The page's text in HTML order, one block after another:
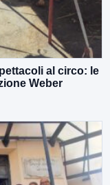
al circo: le
Weber